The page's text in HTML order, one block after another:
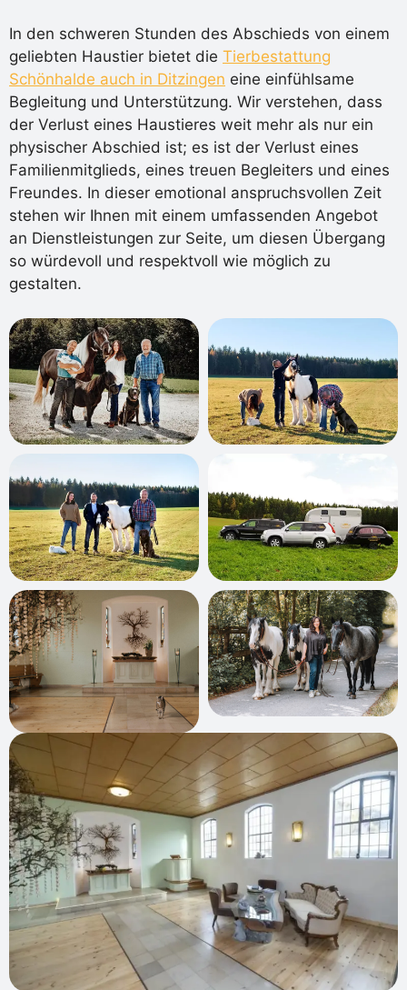
In den schweren Stunden des Abschieds von einem
geliebten Haustier bietet die Tierbestattung
Schönhalde auch in Ditzingen eine einfühlsame
Begleitung und Unterstützung. Wir verstehen, dass
der Verlust eines Haustieres weit mehr als nur ein
physischer Abschied ist; es ist der Verlust eines
Familienmitglieds, eines treuen Begleiters und eines
Freundes. In dieser emotional anspruchsvollen Zeit
stehen wir Ihnen mit einem umfassenden Angebot
an Dienstleistungen zur Seite, um diesen Übergang
so würdevoll und respektvoll wie möglich zu
gestalten.